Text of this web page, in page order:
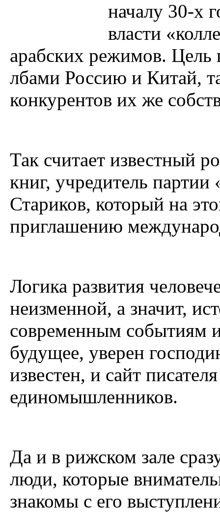
началу 30-х
власти
арабских режимов. Цель
лбами Россию и Китай,
конкурентов их же
Так считает известный
книг, учредитель
Стариков, который на
приглашению
Логика развития
неизменной, а значит,
современным событиям
будущее, уверен
известен, и сайт
единомышленников.
Да и в рижском зале
люди, которые
знакомы с его